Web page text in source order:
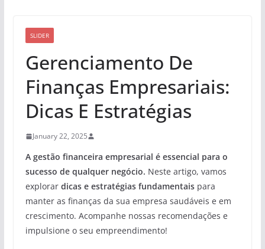
SLIDER
Gerenciamento De
Finanças Empresariais:
Dicas E Estratégias
January 22, 2025
A gestão financeira empresarial é essencial para o
sucesso de qualquer negócio. Neste artigo, vamos
explorar dicas e estratégias fundamentaispara
manter as finanças da sua empresa saudáveis e em
crescimento. Acompanhe nossas recomendações e
impulsione o seu empreendimento!